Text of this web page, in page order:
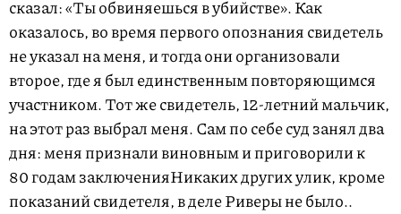
сказал: «Ты обвиняешься в убийстве». Как
оказалось, во время первого опознания свидетель
не указал на меня, и тогда они организовали
второе, где я был единственным повторяющимся
участником. Тот же свидетель,12-летниймальчик,
на этот раз выбрал меня. Сам по себе суд занял два
дня: меня признали виновным и приговорили к
80 годамзаключенияНикаких других улик, кроме
показаний свидетеля, в деле Риверы не было..